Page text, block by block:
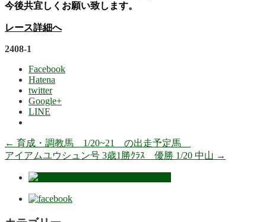
今後共宜しくお願い致します。
レース詳細へ
2408-1
Facebook
Hatena
twitter
Google+
LINE
← 育成・調教馬 1/20~21 の出走予定馬
アイアムユウシュン号 3歳1勝ｸﾗｽ 優勝 1/20 中山 →